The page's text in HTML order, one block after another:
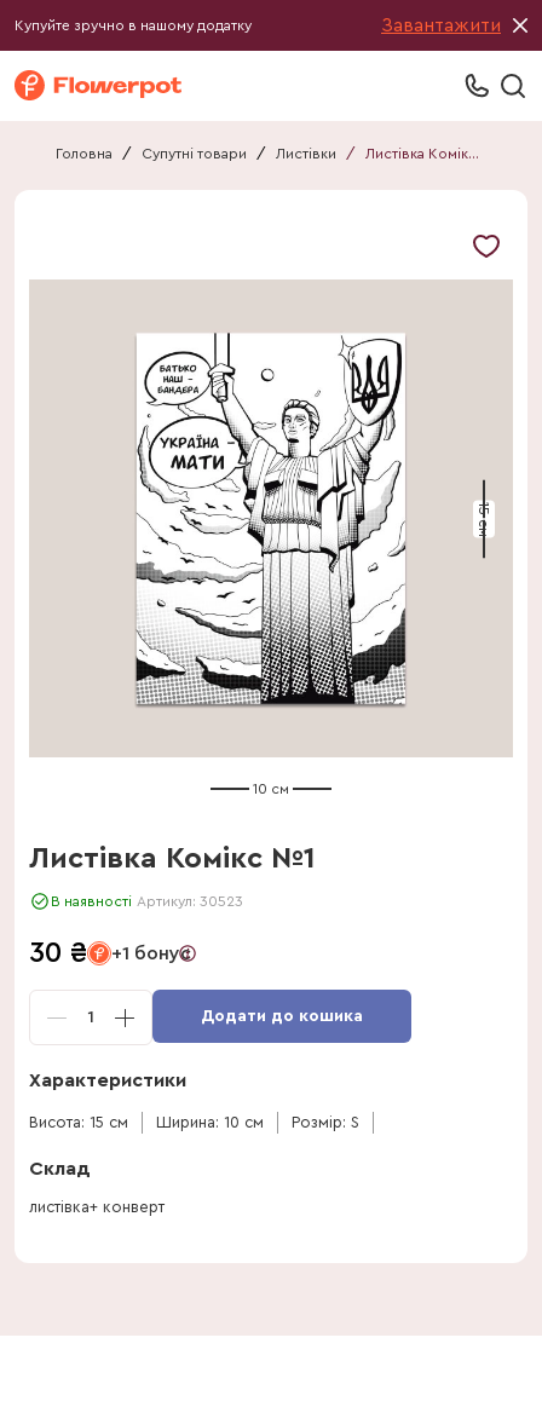
Купуйте зручно в нашому додатку Завантажити
Головна / Супутні товари / Листівки / Листівка Комікс №1
15 см
10 см
Листівка Комікс №1
В наявності Артикул: 30523
30 ₴ +1 бонус
1 Додати до кошика
Характеристики
Висота: 15 см Ширина: 10 см Розмір: S
Склад
листівка+ конверт